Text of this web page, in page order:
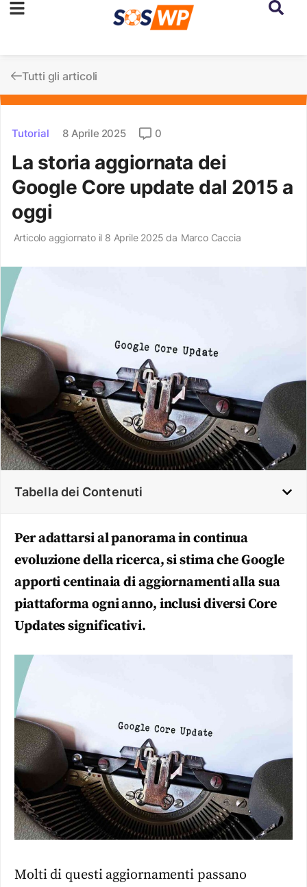
Tutti gli articoli
Tutorial 8 Aprile 2025 0
La storia aggiornata dei
Google Core update dal 2015 a
oggi
Articolo aggiornato il 8 Aprile 2025 da Marco Caccia
Tabella dei Contenuti
Per adattarsi al panorama in continua
evoluzione della ricerca, si stima che Google
apporti centinaia di aggiornamenti alla sua
piattaforma ogni anno, inclusi diversi Core
Updates significativi.
Molti di questi aggiornamenti passano